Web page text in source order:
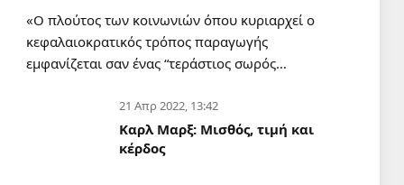
ΚΑΤΑΣΤΟΛΗ
Θέουτα: όταν η αποικιοκρατία
βαφτίζεται «προστασία των
Γιατί τα σύνορα της Ισπανίας
βρίσκονται στο Μαρόκο;
7 Αυγ 2026, 05:16
ΣΑΝ ΣΗΜΕΡΑ
«Ο πλούτος των κοινωνιών όπου κυριαρχεί ο
κεφαλαιοκρατικός τρόπος παραγωγής
εμφανίζεται σαν ένας “τεράστιος σωρός…
21 Απρ 2022, 13:42
Καρλ Μαρξ: Μισθός, τιμή και
κέρδος